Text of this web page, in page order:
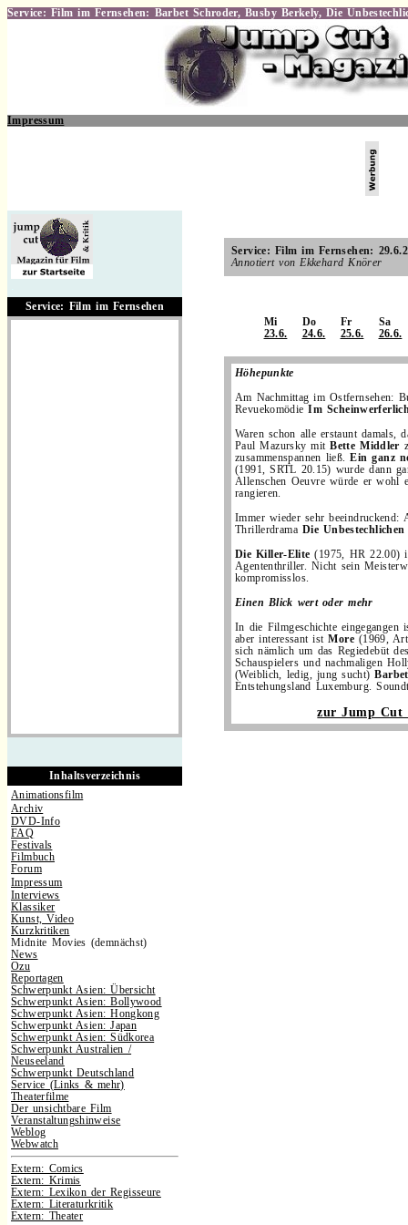
Service: Film im Fernsehen: Barbet Schroder, Busby Berkely, Die
Impressum
Service: Film im Fernsehen
Inhaltsverzeichnis
Animationsfilm
Archiv
DVD-Info
FAQ
Festivals
Filmbuch
Forum
Impressum
Interviews
Klassiker
Kunst, Video
Kurzkritiken
Midnite Movies (demnächst)
News
Ozu
Reportagen
Schwerpunkt Asien: Übersicht
Schwerpunkt Asien: Bollywood
Schwerpunkt Asien: Hongkong
Schwerpunkt Asien: Japan
Schwerpunkt Asien: Südkorea
Schwerpunkt Australien /
Neuseeland
Schwerpunkt Deutschland
Service (Links & mehr)
Theaterfilme
Der unsichtbare Film
Veranstaltungshinweise
Weblog
Webwatch
Extern: Comics
Extern: Krimis
Extern: Lexikon der Regisseure
Extern: Literaturkritik
Extern: Theater
Service: Film im Fernsehen:
Annotiert von Ekkehard Knörer
Mi
23.6.
Do
24.6.
Fr
25.6.
Sa
26.6.
Höhepunkte
Am Nachmittag im Ostfernsehen:
RevuekomödieIm
Waren schon alle erstaunt damals,
Paul Mazursky mitBette Middler
zusammenspannen ließ.Ein ganz
(1991, SRTL 20.15) wurde dann
Allenschen Oeuvre würde er wohl
rangieren.
Immer wieder sehr beeindruckend:
Thrillerdrama Die Unbestechlichen
Die Killer-Elite(1975, HR 22.00)
Agententhriller. Nicht sein
kompromisslos.
Einen Blick wert oder mehr
In die Filmgeschichte eingegangen
aber interessant istMore (1969,
sich nämlich um das Regiedebüt
Schauspielers und nachmaligen
(Weiblich, ledig, jung sucht)
Entstehungsland Luxemburg.
zur Jump Cut